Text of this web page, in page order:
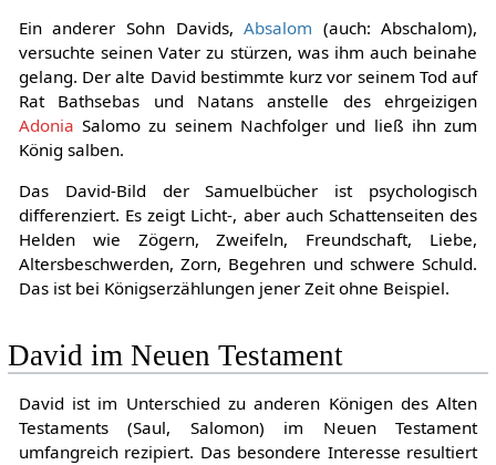
Ein anderer Sohn Davids,Absalom (auch: Abschalom),
versuchte seinen Vater zu stürzen, was ihm auch beinahe
gelang. Der alte David bestimmte kurz vor seinem Tod auf
Rat Bathsebas und Natans anstelle des ehrgeizigen
Adonia Salomo zu seinem Nachfolger und ließ ihn zum
König salben.
Das David-Bild der Samuelbücher ist psychologisch
differenziert. Es zeigt Licht-, aber auch Schattenseiten des
Helden wie Zögern, Zweifeln, Freundschaft, Liebe,
Altersbeschwerden, Zorn, Begehren und schwere Schuld.
Das ist bei Königserzählungen jener Zeit ohne Beispiel.
David im Neuen Testament
David ist im Unterschied zu anderen Königen des Alten
Testaments (Saul, Salomon) im Neuen Testament
umfangreich rezipiert. Das besondere Interesse resultiert